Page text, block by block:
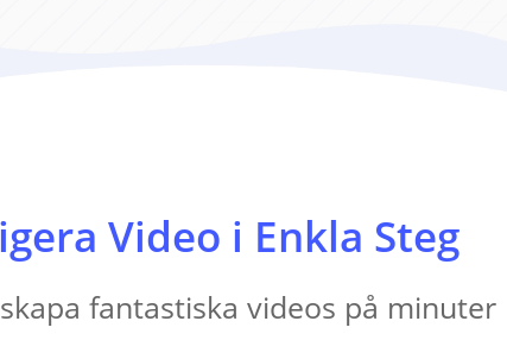
Video i Enkla Steg
fantastiska videos på minuter